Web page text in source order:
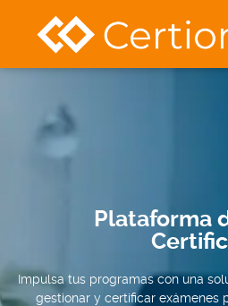
Plataforma
Impulsa tus programas con una
gestionar y certificar exámenes